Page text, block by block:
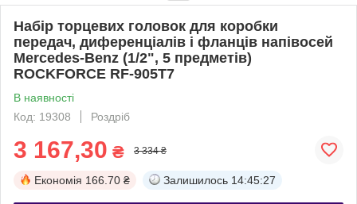
Набір торцевих головок для коробки
передач, диференціалів і фланців напівосей
Mercedes-Benz (1/2", 5 предметів)
ROCKFORCE RF-905T7
В наявності
Код: 19308
Роздріб
3 167,30 ₴ 3 334 ₴
Економія 166.70 ₴ Залишилось 14:45:27